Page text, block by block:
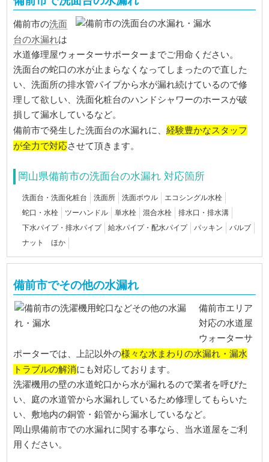
備前市の洗面
台の水漏れは
水道修理屋ウォーターサポーターまでご用命ください。
洗面台の蛇口の水が止まらなくなってしまったので直した
い、洗面所の排水管パイプから水が漏れ続けているので修
理して欲しい、洗面化粧台のハンドシャワーのホースが破
損して漏水しているなど。
備前市で発生した洗面台の水漏れに、経験豊かなスタッフ
が全力で対応させて頂きます。
岡山県備前市の洗面台の水漏れ 対応箇所
洗面台・洗面化粧台 洗面所 洗面ボウル
エコシングル水栓
蛇口・水栓
ツーハンドル 単水栓 混合水栓
排水口・排水溝
下水パイプ・排水パイプ
給水パイプ・配水パイプ パッキン
バルブ
ナット ほか
備前市でその他の水漏れ
備前市エリア
対応の水道屋
ウォーターサ
ポーターでは、上記以外の様々な水まわりの水漏れ・漏水
トラブルの解消にも対応しております。
洗濯機用の壁の水道蛇口から水が漏れるので業者を呼びた
い、庭の水道管から水漏れしているため修理してもらいた
い、敷地内の銅管・鉛管から漏水しているなど。
岡山県備前市での水漏れに関する事なら、当水道屋をご利
用ください。